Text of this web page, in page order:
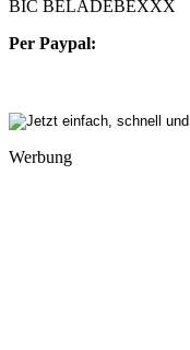
BIC BELADEBEXXX
Per Paypal:
Werbung